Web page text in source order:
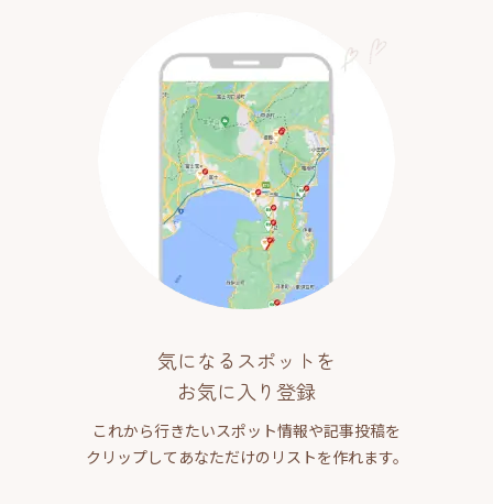
気になるスポットを
お気に入り登録
これから行きたいスポット情報や記事投稿を
クリップしてあなただけのリストを作れます。